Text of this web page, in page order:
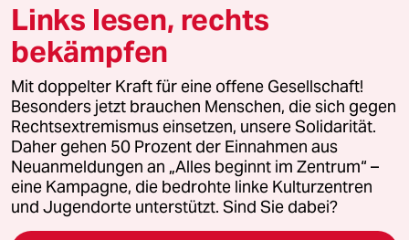
© 2026 taz Verlags und Vertriebs GmbH
Alle Rechte vorbehalten. Bei rechtlichen Fragen oder für Genehmigungen
wenden Sie sich bitte an
lizenzen@taz.de
Feedback Redaktionsstatut Kommune-Richtlinien
Leitlinie Informant Datenschutz Impressum AGB
Links lesen, rechts
bekämpfen
Mit doppelter Kraft für eine offene Gesellschaft!
Besonders jetzt brauchen Menschen, die sich gegen
Rechtsextremismus einsetzen, unsere Solidarität.
Daher gehen 50 Prozent der Einnahmen aus
Neuanmeldungen an „Alles beginnt im Zentrum“ –
eine Kampagne, die bedrohte linke Kulturzentren
und Jugendorte unterstützt. Sind Sie dabei?